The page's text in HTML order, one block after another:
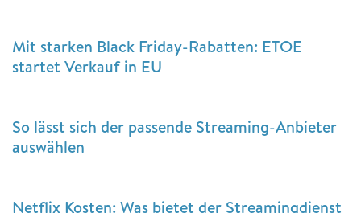
Mit starken Black Friday-Rabatten: ETOE
startet Verkauf in EU
So lässt sich der passende Streaming-Anbieter
auswählen
Netflix Kosten: Was bietet der Streamingdienst